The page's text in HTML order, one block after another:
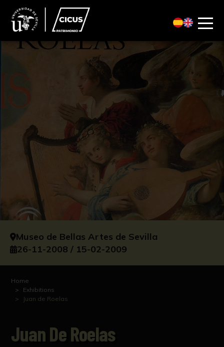
Museo de Bellas Artes de Sevilla
26-11-2008 / 15-02-2009
Home
Exhibitions
Juan de Roelas
Juan De Roelas